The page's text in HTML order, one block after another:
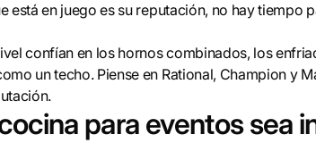
está en juego es su reputación, no hay tiempo
confían en los hornos combinados, los
un techo. Piense en Rational, Champion y
para eventos sea